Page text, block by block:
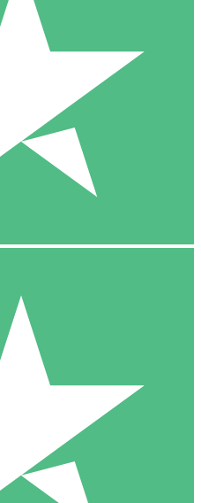
Individuales
de descarga. Sin compromiso
10 00
20 00